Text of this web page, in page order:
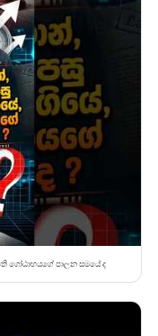
ගෝඨාභයගේ පාලන සමයේ ද